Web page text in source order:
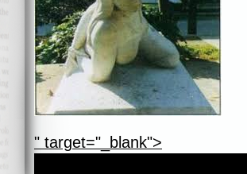
" target="_blank">